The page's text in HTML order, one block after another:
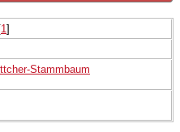
1 ]
Stammbaum